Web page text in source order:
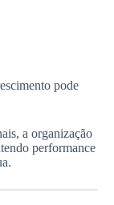
pode
a organização
performance